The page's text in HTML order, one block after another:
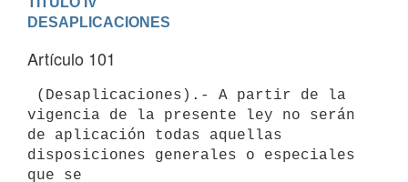
DESAPLICACIONES
Artículo 101
vigencia de la presente ley no serán
de aplicación todas aquellas
disposiciones generales o especiales
que se